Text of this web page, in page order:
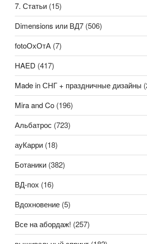
7. Статьи (15)
Dimensions или ВД7 (506)
fotoОхОтА (7)
HAED (417)
Made in СНГ + праздничные дизайны
Mira and Co (196)
Альбатрос (723)
ауКарри (18)
Ботаники (382)
ВД-пох (16)
Вдохновение (5)
Все на абордаж! (257)